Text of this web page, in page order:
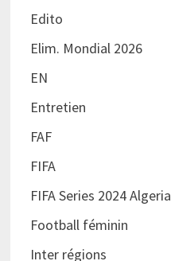
Edito
Elim. Mondial 2026
EN
Entretien
FAF
FIFA
FIFA Series 2024 Algeria
Football féminin
Inter régions